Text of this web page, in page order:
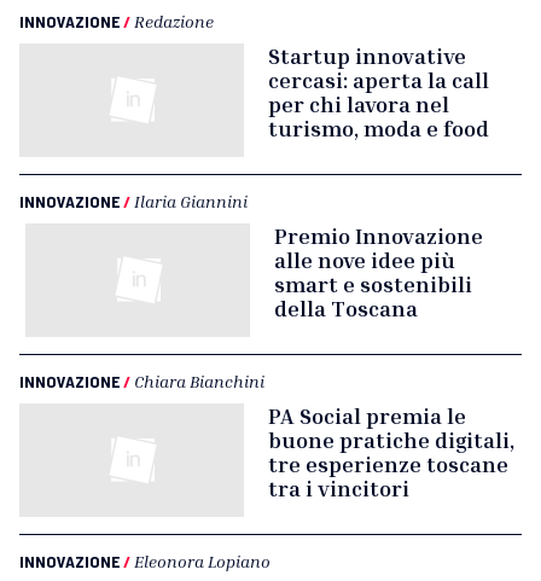
INNOVAZIONE/ Redazione
Startup innovative
cercasi: aperta la call
per chi lavora nel
turismo, moda e food
INNOVAZIONE/ Ilaria Giannini
Premio Innovazione
alle nove idee più
smart e sostenibili
della Toscana
INNOVAZIONE/ Chiara Bianchini
PA Social premia le
buone pratiche digitali,
tre esperienze toscane
tra i vincitori
INNOVAZIONE/ Eleonora Lopiano